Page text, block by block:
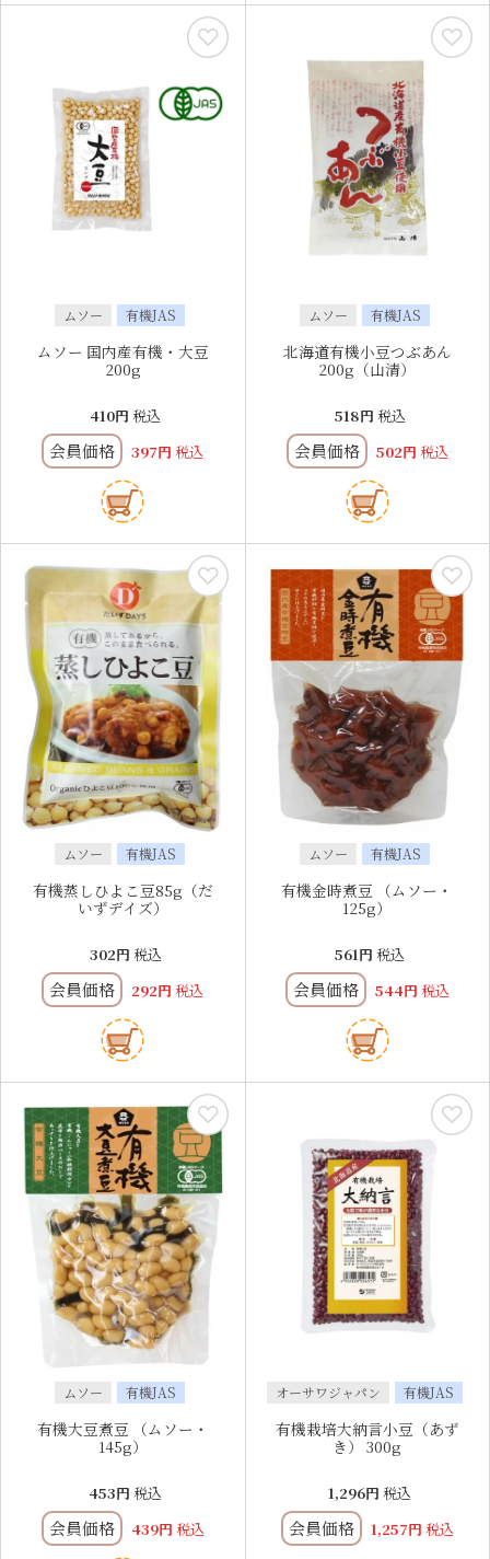
ムソー 有機JAS
ムソー 国内産有機・大豆
200g
410 税込
会員価格 397 税込
ムソー 有機JAS
北海道有機小豆つぶあん
200g（山清）
518 税込
会員価格 502 税込
ムソー 有機JAS
有機蒸しひよこ豆85g（だ
いずデイズ）
302 税込
会員価格 292 税込
ムソー 有機JAS
有機金時煮豆 （ムソー・
125g）
561 税込
会員価格 544 税込
ムソー 有機JAS
有機大豆煮豆 （ムソー・
145g）
453 税込
会員価格 439 税込
オーサワジャパン 有機JAS
有機栽培大納言小豆（あず
き） 300g
1,296 税込
会員価格 1,257 税込